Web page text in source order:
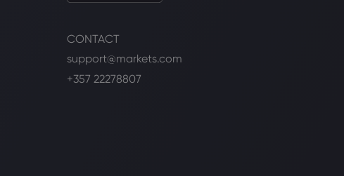
CONTACT
support@markets.com
+357 22278807